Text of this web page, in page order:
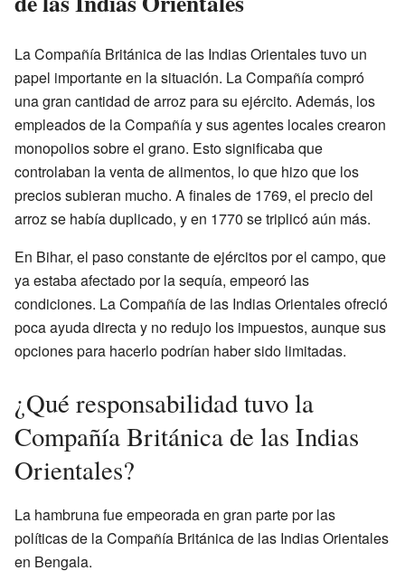
La Compañía Británica de las Indias Orientales tuvo un
papel importante en la situación. La Compañía compró
una gran cantidad de arroz para su ejército. Además, los
empleados de la Compañía y sus agentes locales crearon
monopolios sobre el grano. Esto significaba que
controlaban la venta de alimentos, lo que hizo que los
precios subieran mucho. A finales de 1769, el precio del
arroz se había duplicado, y en 1770 se triplicó aún más.
En Bihar, el paso constante de ejércitos por el campo, que
ya estaba afectado por la sequía, empeoró las
condiciones. La Compañía de las Indias Orientales ofreció
poca ayuda directa y no redujo los impuestos, aunque sus
opciones para hacerlo podrían haber sido limitadas.
¿Qué responsabilidad tuvo la
Compañía Británica de las Indias
Orientales?
La hambruna fue empeorada en gran parte por las
políticas de la Compañía Británica de las Indias Orientales
en Bengala.